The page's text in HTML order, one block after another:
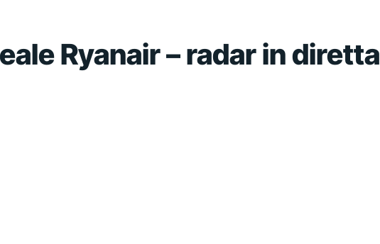
Ryanair – radar in diretta